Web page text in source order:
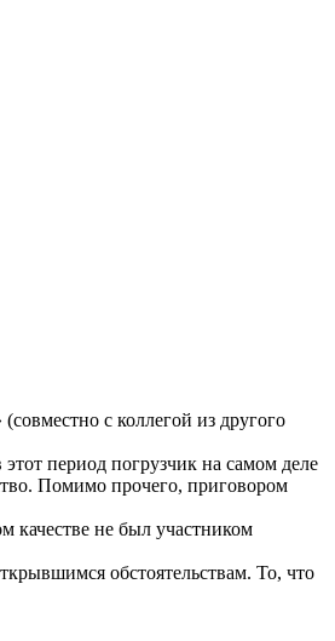
с коллегой из другого
период погрузчик на самом деле
Помимо прочего, приговором
качестве не был участником
обстоятельствам. То, что